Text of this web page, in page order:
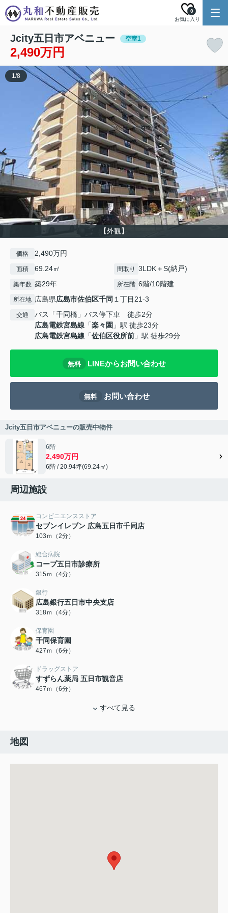
お気に入り
0
Jcity五日市アベニュー 空室1
2,490万円
【外観】
1/8
価格 2,490万円
面積 69.24㎡ 間取り 3LDK＋S(納戸)
築年数 築29年 所在階 6階/10階建
所在地 広島県広島市佐伯区千同 １丁目21-3
交通
バス「千同橋」バス停下車 徒歩2分
広島電鉄宮島線 「楽々園 」駅 徒歩23分
広島電鉄宮島線 「佐伯区役所前 」駅 徒歩29分
無料 LINEからお問い合わせ
無料 お問い合わせ
Jcity五日市アベニューの販売中物件
6階
2,490万円
6階 / 20.94坪(69.24㎡)
周辺施設
コンビニエンスストア
セブンイレブン 広島五日市千同店
103ｍ（2分）
総合病院
コープ五日市診療所
315ｍ（4分）
銀行
広島銀行五日市中央支店
318ｍ（4分）
保育園
千同保育園
427ｍ（6分）
ドラッグストア
すずらん薬局 五日市観音店
467ｍ（6分）
すべて見る
地図